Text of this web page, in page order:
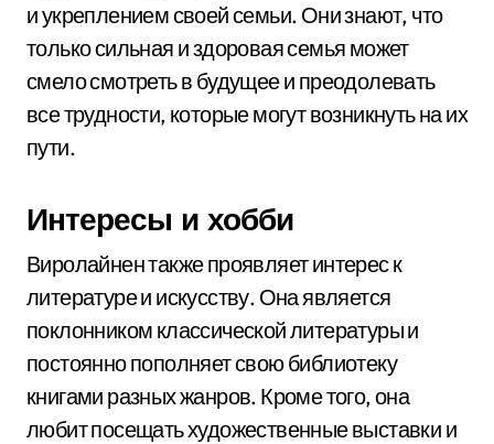
и укреплением своей семьи. Они знают, что
только сильная и здоровая семья может
смело смотреть в будущее и преодолевать
все трудности, которые могут возникнуть на их
пути.
Интересы и хобби
Виролайнен также проявляет интерес к
литературе и искусству. Она является
поклонником классической литературы и
постоянно пополняет свою библиотеку
книгами разных жанров. Кроме того, она
любит посещать художественные выставки и